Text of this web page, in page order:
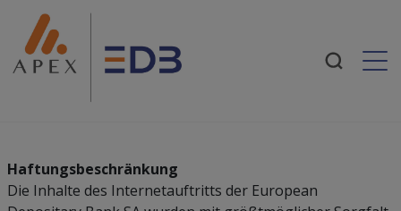
Haftungsbeschränkung
Die Inhalte des Internetauftritts der European